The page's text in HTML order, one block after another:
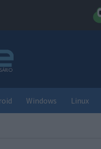
Windows Linux